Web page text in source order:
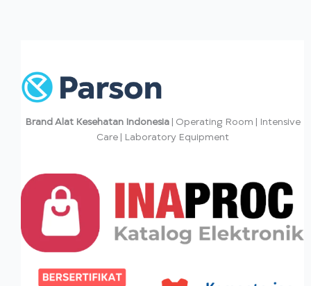
Brand Alat Kesehatan Indonesia| Operating Room | Intensive
Care | Laboratory Equipment